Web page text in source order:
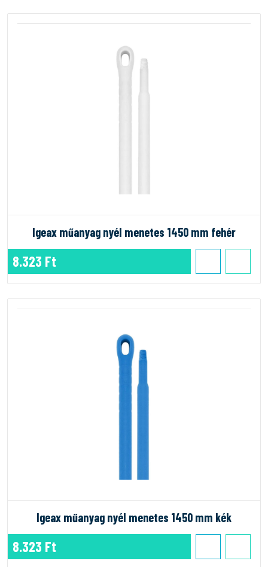
Igeax műanyag nyél menetes 1450 mm fehér
8.323 Ft
Igeax műanyag nyél menetes 1450 mm kék
8.323 Ft